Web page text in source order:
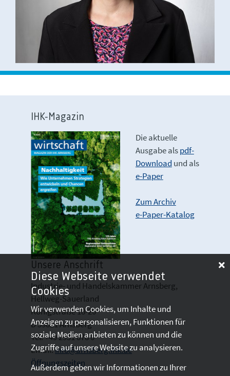
IHK-Magazin
Die aktuelle
Ausgabe alspdf-
Download und als
e-Paper
Zum Archiv
e-Paper-Katalog
Unsere Anschrift
Industrie- und Handelskammer Arnsberg,
Hellweg-Sauerland
Königstraße 18-20
D 59821 Arnsberg
Tel: +49 2931 878 0
Email:info@arnsberg.ihk.de
Öffnungszeiten
Diese Webseite verwendet
Cookies
Wir verwenden Cookies, um Inhalte und
Anzeigen zu personalisieren, Funktionen für
soziale Medien anbieten zu können und die
Zugriffe auf unsere Website zu analysieren.
Außerdem geben wir Informationen zu Ihrer